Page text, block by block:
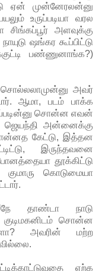
ஏன் முன்னேரலன்னு
உருப்படியா வரல
அளவுக்கு
ஷங்கர கூப்பிட்டு
பண்ணுனாங்க?)
சொல்லலாமுன்னு அவர்
ஆமா, படம் பாக்க
சொன்ன எவன்
ஜெயந்தி அன்னைக்கு
கேட்டு, இத்தன
இருந்தவனை
தூக்கிட்டு
கொடுமையா
தாண்டா நாடு
குடிமகனிடம் சொன்ன
அவரின் மற்ற
ஏற்க